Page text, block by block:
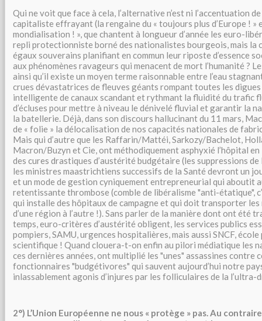
Qui ne voit que face à cela, l’alternative n’est ni l’accentuation
capitaliste effrayant (la rengaine du « toujours plus d’Europe ! »
mondialisation ! », que chantent à longueur d’année les euro-
repli protectionniste borné des nationalistes bourgeois, mais la
égaux souverains planifiant en commun leur riposte d’essence
aux phénomènes ravageurs qui menacent de mort l’humanité ?
ainsi qu’il existe un moyen terme raisonnable entre l’eau
crues dévastatrices de fleuves géants rompant toutes les
intelligente de canaux scandant et rythmant la fluidité du trafic
d’écluses pour mettre à niveau le dénivelé fluvial et garantir la
la batellerie. Déjà, dans son discours hallucinant du 11 mars,
de « folie » la délocalisation de nos capacités nationales de
Mais qui d’autre que les Raffarin/Mattéi, Sarkozy/Bachelot,
Macron/Buzyn et Cie, ont méthodiquement asphyxié l’hôpital
des cures drastiques d’austérité budgétaire (les suppressions
les ministres maastrichtiens successifs de la Santé devront un
et un mode de gestion cyniquement entrepreneurial qui aboutit
retentissante thrombose (comble de libéralisme "anti-étatique",
qui installe des hôpitaux de campagne et qui doit transporter les
d’une région à l’autre !). Sans parler de la manière dont ont été
temps, euro-critères d’austérité obligent, les services publics
pompiers, SAMU, urgences hospitalières, mais aussi SNCF,
scientifique ! Quand clouera-t-on enfin au pilori médiatique les
ces dernières années, ont multiplié les "unes" assassines contre
fonctionnaires "budgétivores" qui sauvent aujourd’hui notre
inlassablement agonis d’injures par les folliculaires de la
2°) L’Union Européenne ne nous « protège » pas. Au